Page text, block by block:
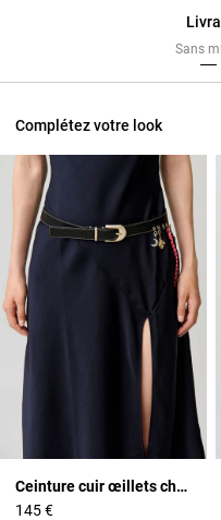
Sans
Complétez votre look
Ceinture cuir œillets charms
145 €